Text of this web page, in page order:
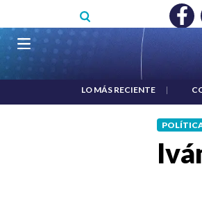
MÍNIMO NO DESTRUYÓ EMPLEO: JP
Navegación
LO MÁS RECIENTE |